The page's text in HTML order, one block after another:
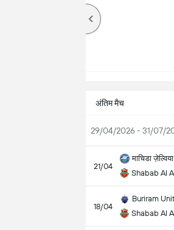
अंतिम मैच
29/04/2026 - 31/07/
21/04
माचिडा ज़ेल्विया
Shabab Al
18/04
Buriram
Shabab Al